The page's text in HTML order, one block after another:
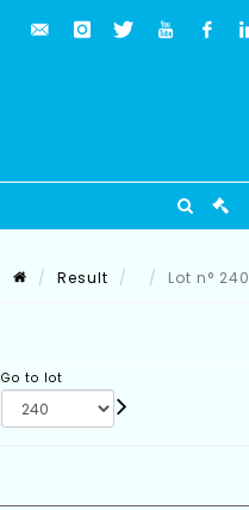
Result Lot n° 240
Go to lot